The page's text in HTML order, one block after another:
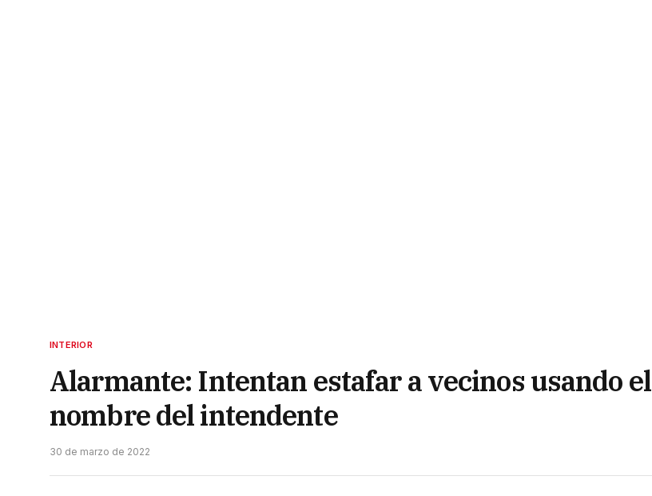
INTERIOR
Alarmante: Intentan estafar a vecinos usando el
nombre del intendente
30 de marzo de 2022